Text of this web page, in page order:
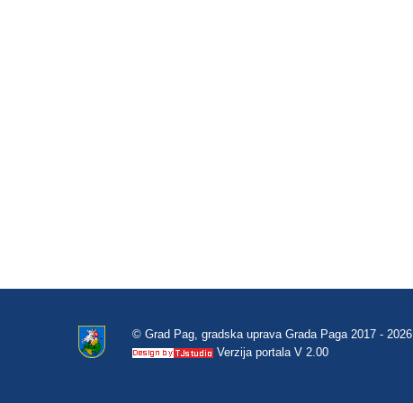
© Grad Pag, gradska uprava Grada Paga 2017 - 2026
Verzija portala V 2.00